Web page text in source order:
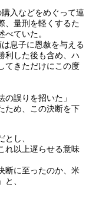
入などをめぐって連
、量刑を軽くするた
ていた。
息子に恩赦を与える
利した後も含め、ハ
てきただけにこの度
の誤りを招いた」
ため、この決断を下
し、
れ以上遅らせる意味
断に至ったのか、米
、